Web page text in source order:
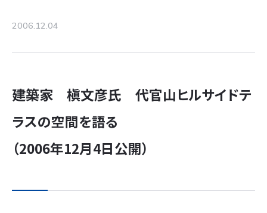
2006.12.04
建築家 槇文彦氏 代官山ヒルサイドテ
ラスの空間を語る
（2006年12月4日公開）